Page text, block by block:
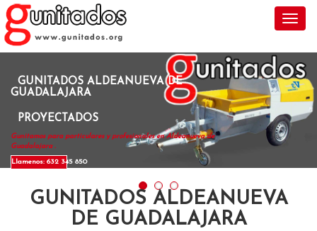
GUNITADOS ALDEANUEVA DE
GUADALAJARA
PROYECTADOS
Gunitamos para particulares y profesionales en Aldeanueva de
Guadalajara .
Llamenos: 632 345 850
GUNITADOS ALDEANUEVA
DE GUADALAJARA